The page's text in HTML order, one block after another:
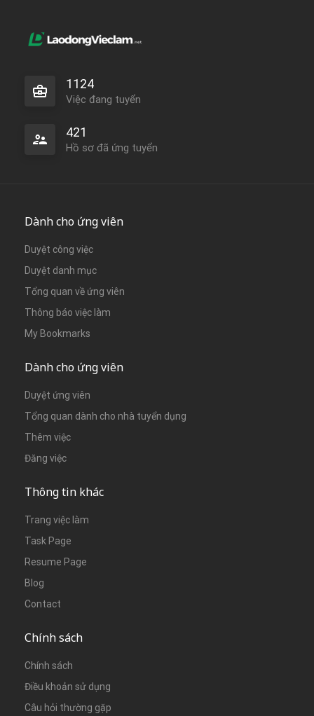
1124
Việc đang tuyển
421
Hồ sơ đã ứng tuyển
Dành cho ứng viên
Duyệt công việc
Duyệt danh mục
Tổng quan về ứng viên
Thông báo việc làm
My Bookmarks
Dành cho ứng viên
Duyệt ứng viên
Tổng quan dành cho nhà tuyển dụng
Thêm việc
Đăng việc
Thông tin khác
Trang việc làm
Task Page
Resume Page
Blog
Contact
Chính sách
Chính sách
Điều khoản sử dụng
Câu hỏi thường gặp